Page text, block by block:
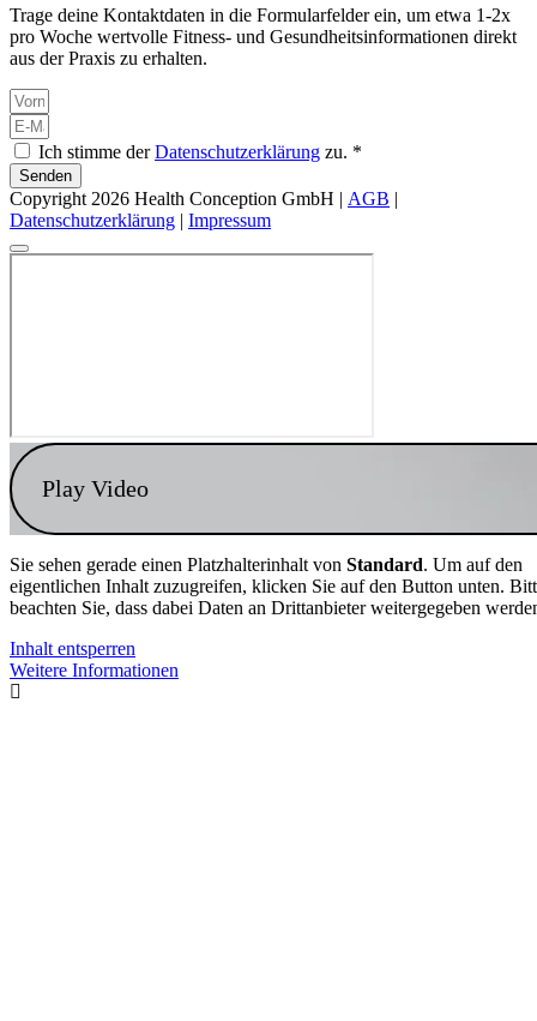
Trage deine Kontaktdaten in die Formularfelder ein, um etwa 1-2x
pro Woche wertvolle Fitness- und Gesundheitsinformationen direkt
aus der Praxis zu erhalten.
Ich stimme derDatenschutzerklärung zu. *
Senden
Copyright 2026 Health Conception GmbH | AGB |
Datenschutzerklärung | Impressum
Play Video
Sie sehen gerade einen Platzhalterinhalt von Standard. Um auf den
eigentlichen Inhalt zuzugreifen, klicken Sie auf den Button unten.
beachten Sie, dass dabei Daten an Drittanbieter weitergegeben
Inhalt entsperren
Weitere Informationen